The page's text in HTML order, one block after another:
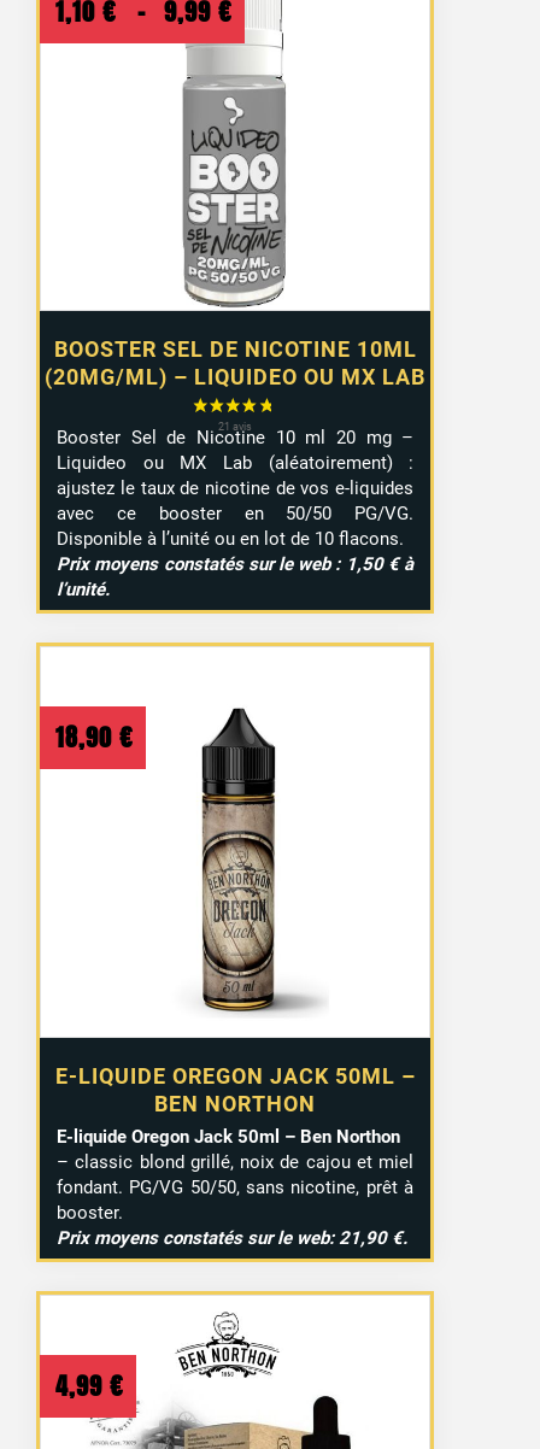
BOOSTER SEL DE NICOTINE 10ML
(20MG/ML) – LIQUIDEO OU MX LAB
1,10 € – 9,99 €
Plage
de
prix :
1,10 €
à
9,99 €
Booster Sel de Nicotine 10 ml 20 mg –
Liquideo ou MX Lab (aléatoirement) :
ajustez le taux de nicotine de vos e-liquides
avec ce booster en 50/50 PG/VG.
Disponible à l’unité ou en lot de 10 flacons.
Prix moyens constatés sur le web : 1,50 € à
l’unité.
E-LIQUIDE OREGON JACK 50ML –
BEN NORTHON
18,90 €
E-liquide Oregon Jack 50ml – Ben Northon
– classic blond grillé, noix de cajou et miel
fondant. PG/VG 50/50, sans nicotine, prêt à
booster.
Prix moyens constatés sur le web: 21,90 €.
4,99 €